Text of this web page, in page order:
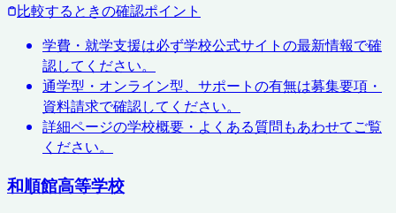
比較するときの確認ポイント
学費・就学支援は必ず学校公式サイトの最新情報で確
認してください。
通学型・オンライン型、サポートの有無は募集要項・
資料請求で確認してください。
詳細ページの学校概要・よくある質問もあわせてご覧
ください。
和順館高等学校